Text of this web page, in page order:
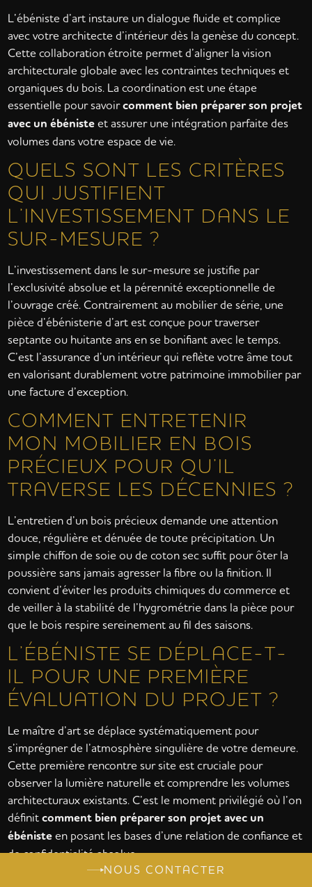
L’ébéniste d’art instaure un dialogue fluide et complice
avec votre architecte d’intérieur dès la genèse du concept.
Cette collaboration étroite permet d’aligner la vision
architecturale globale avec les contraintes techniques et
organiques du bois. La coordination est une étape
essentielle pour savoircomment bien préparer son projet
avec un ébénisteet assurer une intégration parfaite des
volumes dans votre espace de vie.
QUELS SONT LES CRITÈRES
QUI JUSTIFIENT
L’INVESTISSEMENT DANS LE
SUR-MESURE ?
L’investissement dans le sur-mesure se justifie par
l’exclusivité absolue et la pérennité exceptionnelle de
l’ouvrage créé. Contrairement au mobilier de série, une
pièce d’ébénisterie d’art est conçue pour traverser
septante ou huitante ans en se bonifiant avec le temps.
C’est l’assurance d’un intérieur qui reflète votre âme tout
en valorisant durablement votre patrimoine immobilier par
une facture d’exception.
COMMENT ENTRETENIR
MON MOBILIER EN BOIS
PRÉCIEUX POUR QU’IL
TRAVERSE LES DÉCENNIES ?
L’entretien d’un bois précieux demande une attention
douce, régulière et dénuée de toute précipitation. Un
simple chiffon de soie ou de coton sec suffit pour ôter la
poussière sans jamais agresser la fibre ou la finition. Il
convient d’éviter les produits chimiques du commerce et
de veiller à la stabilité de l’hygrométrie dans la pièce pour
que le bois respire sereinement au fil des saisons.
L’ÉBÉNISTE SE DÉPLACE-T-
IL POUR UNE PREMIÈRE
ÉVALUATION DU PROJET ?
Le maître d’art se déplace systématiquement pour
s’imprégner de l’atmosphère singulière de votre demeure.
Cette première rencontre sur site est cruciale pour
observer la lumière naturelle et comprendre les volumes
architecturaux existants. C’est le moment privilégié où l’on
définitcomment bien préparer son projet avec un
ébénisteen posant les bases d’une relation de confiance et
de confidentialité absolue.
PEUT-ON RÉALISER DES
NOUS CONTACTER